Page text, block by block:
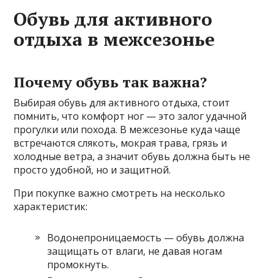
Обувь для активного
отдыха в межсезонье
Почему обувь так важна?
Выбирая обувь для активного отдыха, стоит
помнить, что комфорт ног — это залог удачной
прогулки или похода. В межсезонье куда чаще
встречаются слякоть, мокрая трава, грязь и
холодные ветра, а значит обувь должна быть не
просто удобной, но и защитной.
При покупке важно смотреть на несколько
характеристик:
Водонепроницаемость — обувь должна
защищать от влаги, не давая ногам
промокнуть.